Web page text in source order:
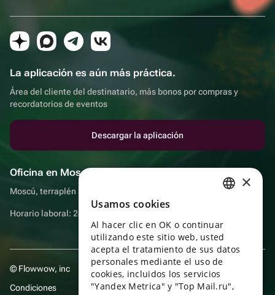
La aplicación es aún más práctica.
Área del cliente del destinatario, más bonos por compras y
recordatorios de eventos
Descargar la aplicación
Oficina en Moscú
Moscú, terraplén Sadovnicheskaya, 9, sala 2/3
Horario laboral: 24 horas
© Flowwow, inc
Condiciones
ENGLISH
UKRAINIAN
PORTUGUESE
SPANISH
×
Usamos cookies
Al hacer clic en OK o continuar
utilizando este sitio web, usted
acepta el tratamiento de sus datos
personales mediante el uso de
cookies, incluidos los servicios
"Yandex Metrica" y "Top Mail.ru",